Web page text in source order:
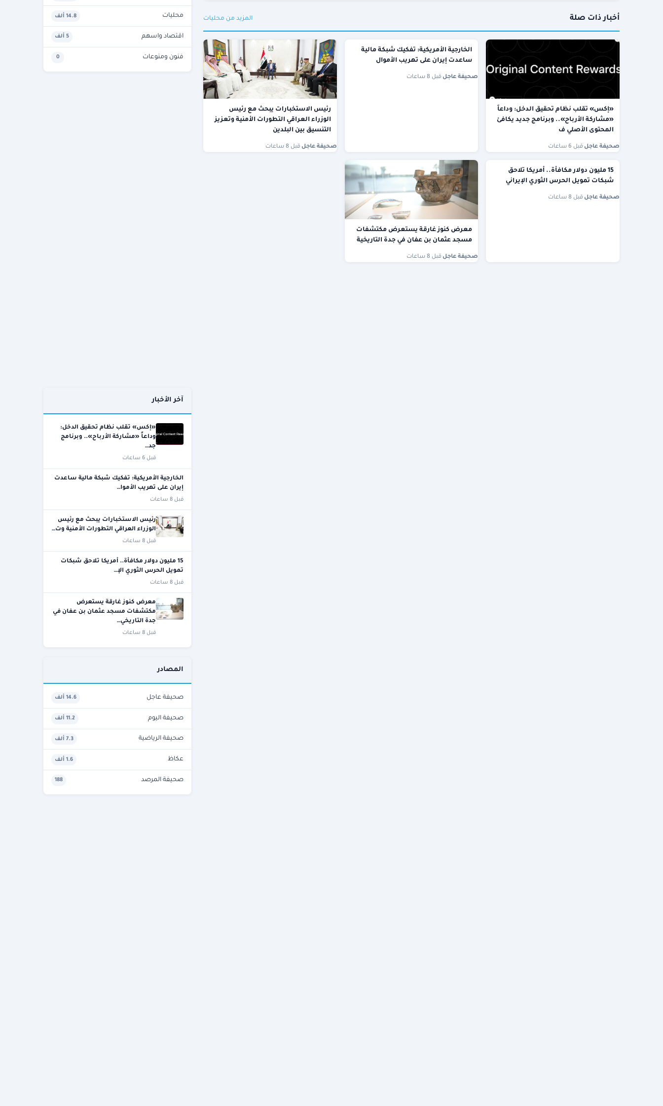
أخبار ذات صلة المزيد من محليات
«إكس» تقلب نظام تحقيق الدخل: وداعاً
«مشاركة الأرباح».. وبرنامج جديد يكافئ
المحتوى الأصلي ف
صحيفة عاجل قبل 6 ساعات
الخارجية الأمريكية: تفكيك شبكة مالية
ساعدت إيران على تهريب الأموال
صحيفة عاجل قبل 8 ساعات
رئيس الاستخبارات يبحث مع رئيس
الوزراء العراقي التطورات الأمنية وتعزيز
التنسيق بين البلدين
صحيفة عاجل قبل 8 ساعات
15 مليون دولار مكافأة.. أمريكا تلاحق
شبكات تمويل الحرس الثوري الإيراني
صحيفة عاجل قبل 8 ساعات
معرض كنوز غارقة يستعرض مكتشفات
مسجد عثمان بن عفان في جدة التاريخية
صحيفة عاجل قبل 8 ساعات
محليات 14.8 ألف
اقتصاد واسهم 5 ألف
فنون ومنوعات 0
آخر الأخبار
«إكس» تقلب نظام تحقيق الدخل:
وداعاً «مشاركة الأرباح».. وبرنامج
جد…
قبل 6 ساعات
الخارجية الأمريكية: تفكيك شبكة مالية ساعدت
إيران على تهريب الأموا…
قبل 8 ساعات
رئيس الاستخبارات يبحث مع رئيس
الوزراء العراقي التطورات الأمنية وت…
قبل 8 ساعات
15 مليون دولار مكافأة.. أمريكا تلاحق شبكات
تمويل الحرس الثوري الإ…
قبل 8 ساعات
معرض كنوز غارقة يستعرض
مكتشفات مسجد عثمان بن عفان في
جدة التاريخي…
قبل 8 ساعات
المصادر
صحيفة عاجل 14.6 ألف
صحيفة اليوم 11.2 ألف
صحيفة الرياضية 7.3 ألف
عكاظ 1.6 ألف
صحيفة المرصد 188